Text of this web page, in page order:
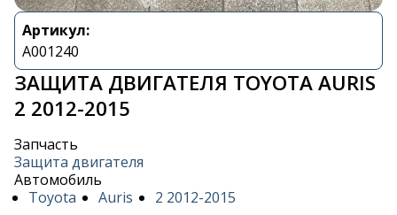
Артикул:
A001240
ЗАЩИТА ДВИГАТЕЛЯ TOYOTA AURIS
2 2012-2015
Запчасть
Защита двигателя
Автомобиль
Toyota
Auris
2 2012-2015